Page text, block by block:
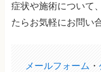
症状や施術について
たらお気軽にお問い
メールフォーム ・